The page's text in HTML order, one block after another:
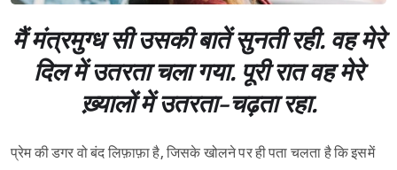
मैं मंत्रमुग्ध सी उसकी बातें सुनती रही. वह मेरे
दिल में उतरता चला गया. पूरी रात वह मेरे
ख़्यालों में उतरता-चढ़ता रहा.
प्रेम की डगर वो बंद लिफ़ाफ़ा है, जिसके खोलने पर ही पता चलता है कि इसमें